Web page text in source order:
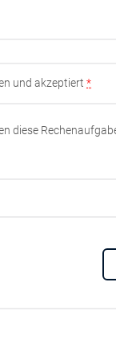
und akzeptiert*
diese